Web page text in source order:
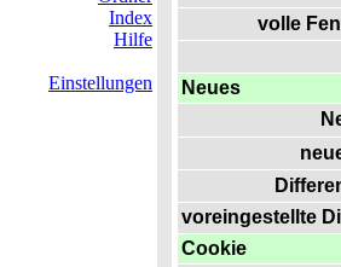
Index
Hilfe
Einstellungen
volle
Neues
voreingestellte
Cookie